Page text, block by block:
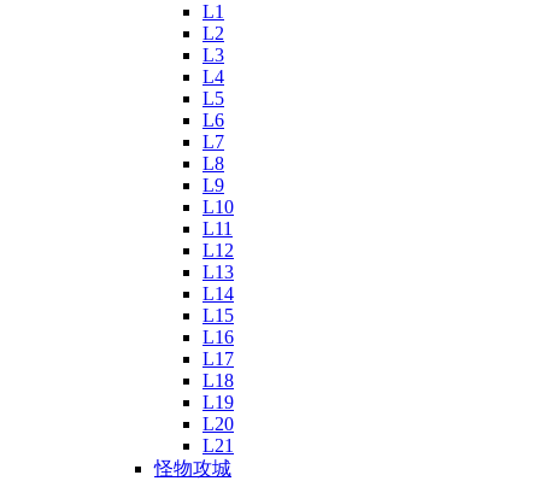
L1
L2
L3
L4
L5
L6
L7
L8
L9
L10
L11
L12
L13
L14
L15
L16
L17
L18
L19
L20
L21
怪物攻城